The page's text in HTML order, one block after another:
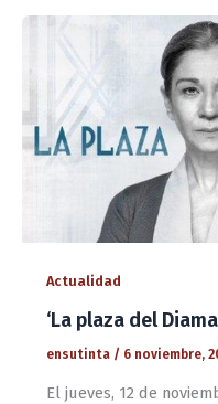
Actualidad
‘La plaza del
ensutinta / 6 noviembre,
El jueves, 12 de